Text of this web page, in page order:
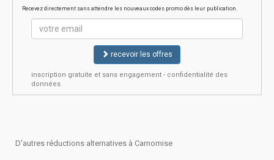
Recevez directement sans attendre les nouveaux codes promo dès leur publication.
recevoir les offres
inscription gratuite et sans engagement - confidentialité des
données
D'autres réductions alternatives à Carnomise